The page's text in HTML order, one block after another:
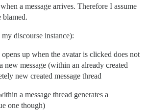
a message arrives. Therefore I assume
blamed.
discourse instance):
up when the avatar is clicked does not
new message (within an already created
new created message thread
a message thread generates a
one though)